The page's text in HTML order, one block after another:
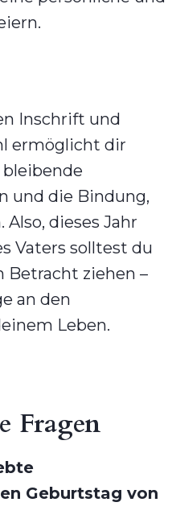
Inschrift und
ermöglicht dir
bleibende
und die Bindung,
dieses Jahr
Vaters solltest du
Betracht ziehen –
an den
Leben.
Fragen
Geburtstag von